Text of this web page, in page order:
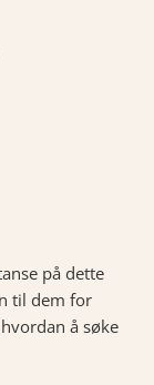
på dette
til dem for
å søke